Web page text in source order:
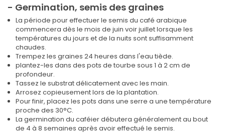
- Germination, semis des graines
La période pour effectuer le semis du café arabique
commencera dès le mois de juin voir juillet lorsque les
températures du jours et de la nuits sont suffisamment
chaudes.
Trempez les graines 24 heures dans l'eau tiède.
plantez-les dans des pots de tourbe sous 1 à 2 cm de
profondeur.
Tassez le substrat délicatement avec les main.
Arrosez copieusement lors de la plantation.
Pour finir, placez les pots dans une serre a une température
proche des 30°C.
La germination du caféier débutera généralement au bout
de 4 à 8 semaines après avoir effectué le semis.